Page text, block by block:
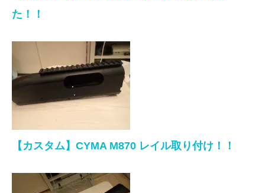
た！！
【カスタム】CYMA M870 レイル取り付け！！